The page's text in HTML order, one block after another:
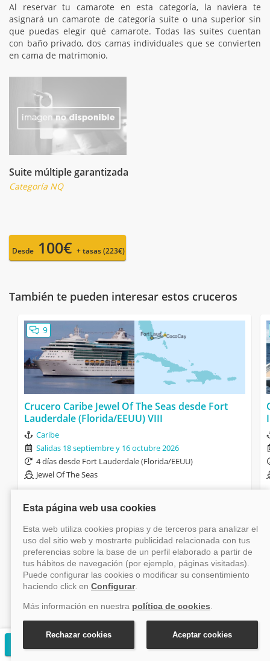
Al reservar tu camarote en esta categoría, la naviera te
asignará un camarote de categoría suite o una superior sin
que puedas elegir qué camarote. Todas las suites cuentan
con baño privado, dos camas individuales que se convierten
en cama de matrimonio.
Suite múltiple garantizada
Categoría NQ
Desde 100€ + tasas (223€)
También te pueden interesar estos cruceros
9
Crucero Caribe Jewel Of The Seas desde Fort
Lauderdale (Florida/EEUU) VIII
Caribe
Salidas 18 septiembre y 16 octubre 2026
4 días desde Fort Lauderdale (Florida/EEUU)
Jewel Of The Seas
Pensión Completa
Hasta 775€ descuento
60% descuento 2º pasajero
Niños gratis
157€
Ver crucero